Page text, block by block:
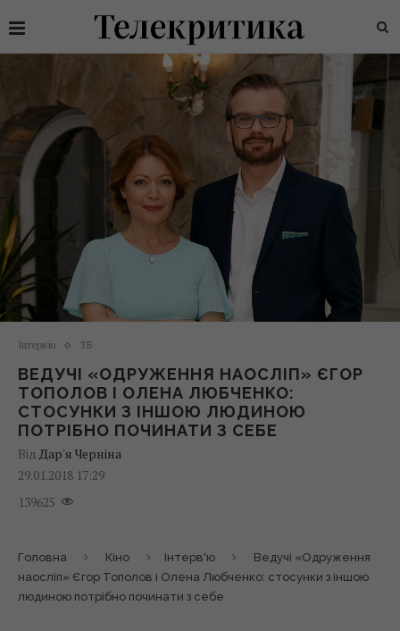
Інтерв'ю ТБ
ВЕДУЧІ «ОДРУЖЕННЯ НАОСЛІП» ЄГОР
ТОПОЛОВ І ОЛЕНА ЛЮБЧЕНКО:
СТОСУНКИ З ІНШОЮ ЛЮДИНОЮ
ПОТРІБНО ПОЧИНАТИ З СЕБЕ
Від Дар'я Черніна
29.01.2018 17:29
139625
Головна Кіно Інтерв'ю
Ведучі «Одруження
наосліп» Єгор Тополов і Олена Любченко: стосунки з іншою
людиною потрібно починати з себе